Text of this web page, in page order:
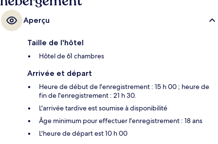
Aperçu
Taille de l'hôtel
Hôtel de 61 chambres
Arrivée et départ
Heure de début de l'enregistrement : 15 h 00 ; heure de
fin de l'enregistrement : 21 h 30.
L'arrivée tardive est soumise à disponibilité
Âge minimum pour effectuer l'enregistrement : 18 ans
L'heure de départ est 10 h 00